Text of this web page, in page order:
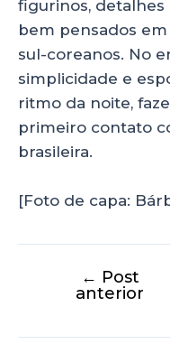
figurinos,
bem pensados
sul-coreanos. No
simplicidade e
ritmo da noite,
primeiro contato
brasileira.
[Foto de capa:
← Post
anterior